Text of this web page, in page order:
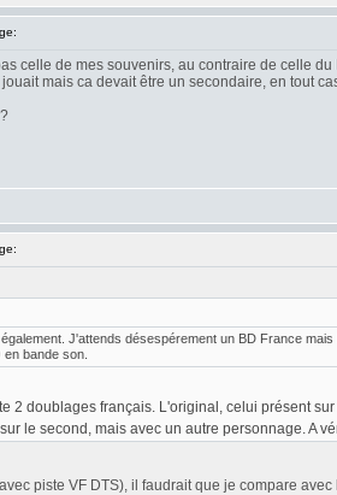
celle de mes souvenirs, au contraire de celle
mais ca devait être un secondaire, en tout
J'attends désespérement un BD France
bande son.
2 doublages français. L'original, celui présent
le second, mais avec un autre personnage. A
piste VF DTS), il faudrait que je compare